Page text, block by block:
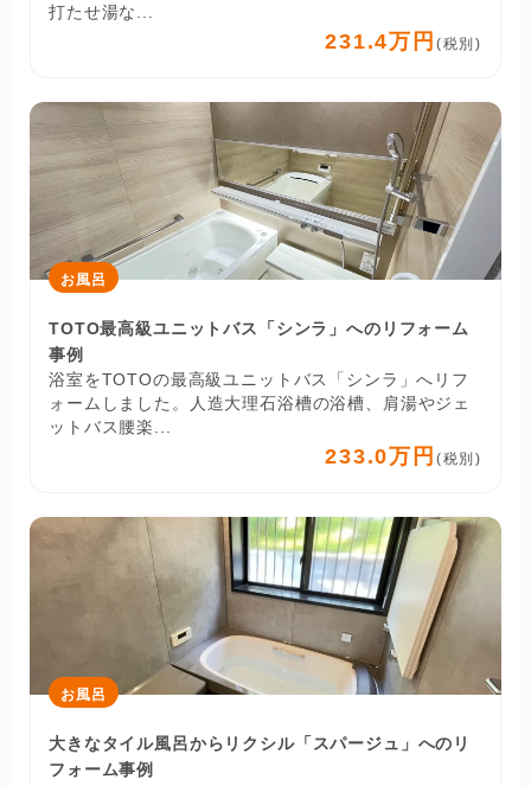
打たせ湯な...
231.4万円 (税別)
お風呂
TOTO最高級ユニットバス「シンラ」へのリフォーム
事例
浴室をTOTOの最高級ユニットバス「シンラ」へリフ
ォームしました。人造大理石浴槽の浴槽、肩湯やジェ
ットバス腰楽...
233.0万円 (税別)
お風呂
大きなタイル風呂からリクシル「スパージュ」へのリ
フォーム事例